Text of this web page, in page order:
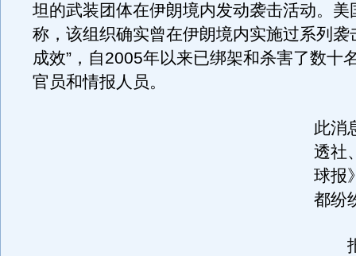
坦的武装团体在伊朗境内发动袭击活动。美
称，该组织确实曾在伊朗境内实施过系列袭
成效”，自2005年以来已绑架和杀害了数十
官员和情报人员。
此消
透社
球报
都纷
报